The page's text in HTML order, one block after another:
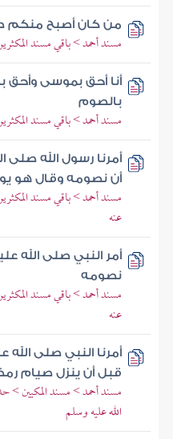
من كان أصبح منكم
مسند أحمد > باقي مسند
أنا أحق بموسى وأحق
بالصوم
مسند أحمد > باقي مسند
أمرنا رسول الله صلى
أن نصومه وقال هو
مسند أحمد > باقي مسند
عنه
أمر النبي صلى الله
نصومه
مسند أحمد > باقي مسند
عنه
أمرنا النبي صلى
قبل أن ينزل صيام
مسند أحمد > مسند المكيين
الله عليه وسلم